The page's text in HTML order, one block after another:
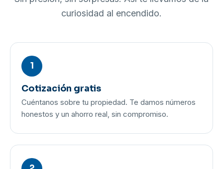
curiosidad al encendido.
1
Cotización gratis
Cuéntanos sobre tu propiedad. Te damos números
honestos y un ahorro real, sin compromiso.